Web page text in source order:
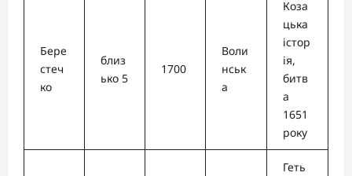
Бере
стеч
ко
близ
ько 5
1700
Воли
нськ
а
Коза
цька
істор
ія,
битв
а
1651
року
Геть